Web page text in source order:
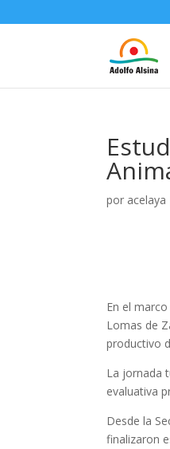
por acelaya
En el
Lomas de
productivo
La jornada
evaluativa
Desde la
finalizaron